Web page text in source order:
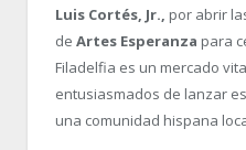
Luis Cortés, Jr., por abrir
de Artes Esperanza para
Filadelfia es un mercado
entusiasmados de lanzar
una comunidad hispana